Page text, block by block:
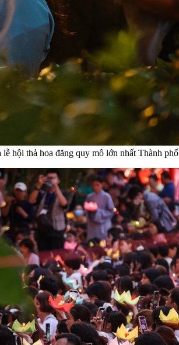
hội thả hoa đăng quy mô lớn nhất Thành phố